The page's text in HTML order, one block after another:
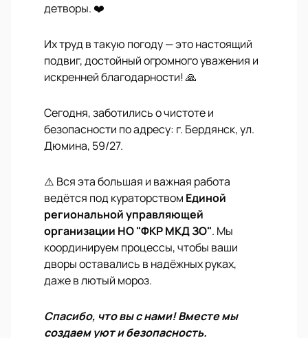
детворы. ❤️
Их труд в такую погоду — это настоящий
подвиг, достойный огромного уважения и
искренней благодарности! 🙏
Сегодня, заботились о чистоте и
безопасности по адресу: г. Бердянск, ул.
Дюмина, 59/27.
⚠️ Вся эта большая и важная работа
ведётся под кураторством Единой
региональной управляющей
организации НО "ФКР МКД ЗО". Мы
координируем процессы, чтобы ваши
дворы оставались в надёжных руках,
даже в лютый мороз.
Спасибо, что вы с нами! Вместе мы
создаем уют и безопасность.